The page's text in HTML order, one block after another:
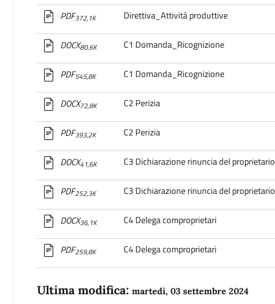
PDF372,1K Direttiva_Attività produttive
DOCX80,6K C1 Domanda_Ricognizione
PDF545,8K C1 Domanda_Ricognizione
DOCX72,8K C2 Perizia
PDF393,2K C2 Perizia
DOCX41,6K C3 Dichiarazione rinuncia del proprietario
PDF252,3K C3 Dichiarazione rinuncia del proprietario
DOCX36,1K C4 Delega comproprietari
PDF259,8K C4 Delega comproprietari
Ultima modifica: martedì, 03 settembre 2024